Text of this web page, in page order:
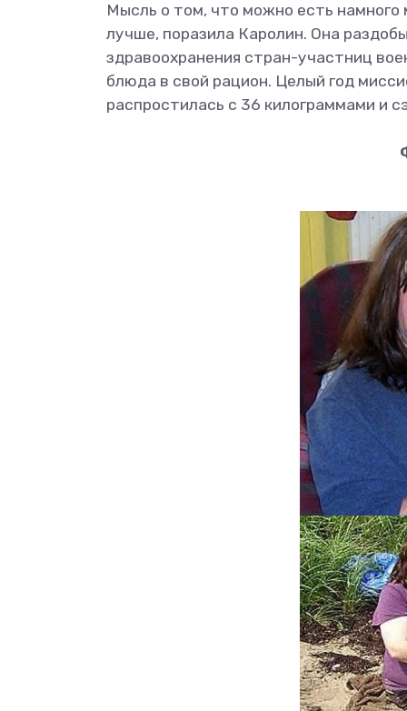
Мысль о том, что можно есть намного
лучше, поразила Каролин. Она
здравоохранения стран-участниц
блюда в свой рацион. Целый год
распростилась с 36 килограммами и